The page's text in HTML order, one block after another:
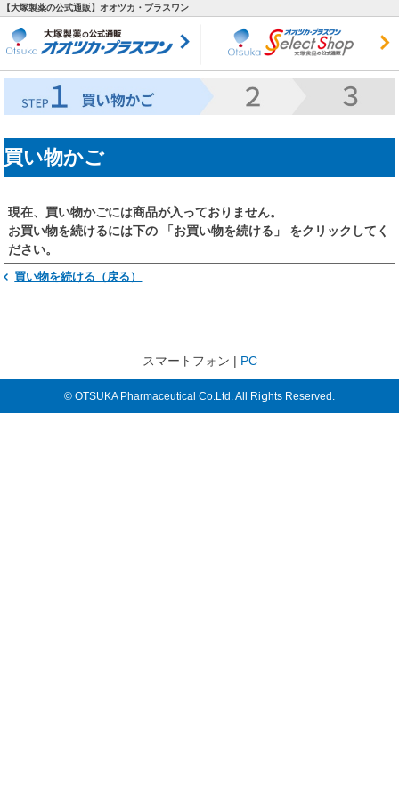
【大塚製薬の公式通販】オオツカ・プラスワン
買い物かご
現在、買い物かごには商品が入っておりません。
お買い物を続けるには下の 「お買い物を続ける」 をクリックしてく
ださい。
買い物を続ける（戻る）
スマートフォン | PC
© OTSUKA Pharmaceutical Co.Ltd. All Rights Reserved.